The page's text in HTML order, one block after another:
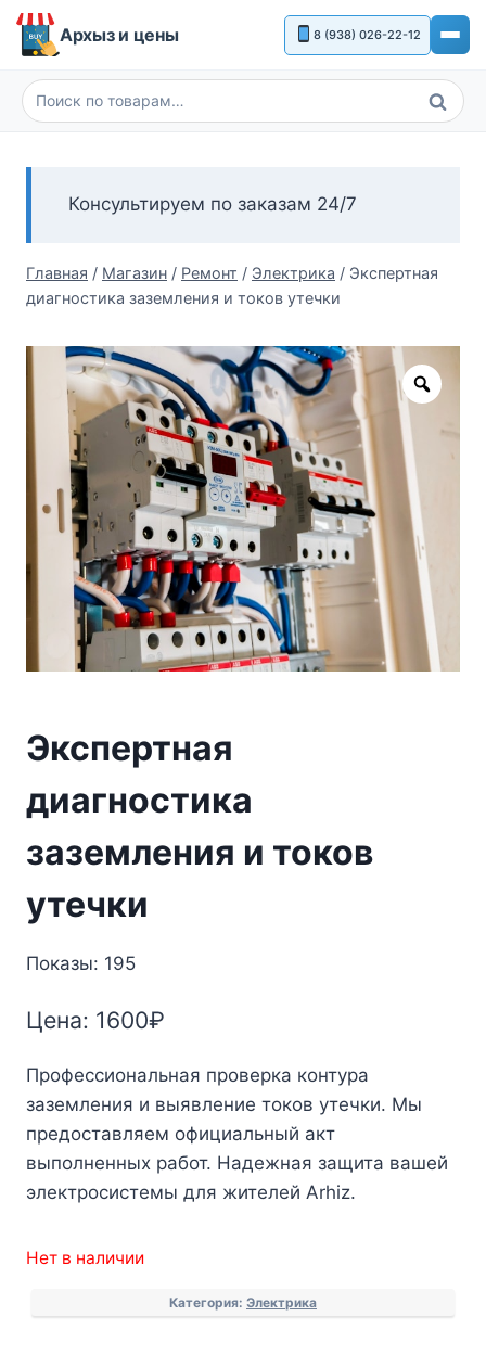
Перейти
Архыз и цены 8 (938) 026-22-12
Искать:
Поиск
Консультируем по заказам 24/7
Главная / Магазин / Ремонт / Электрика / Экспертная
диагностика заземления и токов утечки
Zoom
Экспертная
диагностика
заземления и токов
утечки
Показы: 195
Цена: 1600₽
Профессиональная проверка контура
заземления и выявление токов утечки. Мы
предоставляем официальный акт
выполненных работ. Надежная защита вашей
электросистемы для жителей Arhiz.
Нет в наличии
Категория: Электрика